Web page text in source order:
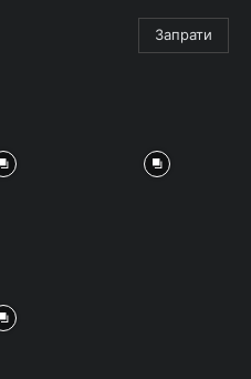
Запрати